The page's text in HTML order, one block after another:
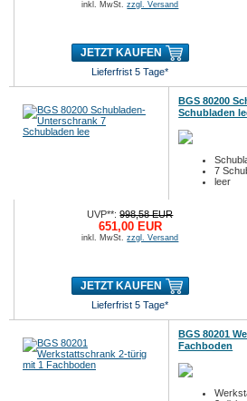
inkl. MwSt.zzgl. Versand
JETZT KAUFEN
Lieferfrist 5 Tage*
BGS 80200
Schubladen
7
leer
UVP**:998,58 EUR
651,00 EUR
inkl. MwSt.zzgl. Versand
JETZT KAUFEN
Lieferfrist 5 Tage*
BGS 80201
Fachboden